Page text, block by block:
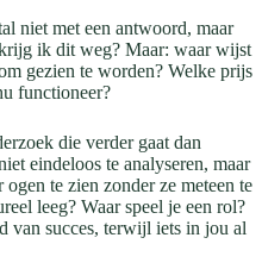
niet met een antwoord, maar
ik dit weg? Maar: waar wijst
gezien te worden? Welke prijs
functioneer?
die verder gaat dan
eindeloos te analyseren, maar
te zien zonder ze meteen te
leeg? Waar speel je een rol?
van succes, terwijl iets in jou al